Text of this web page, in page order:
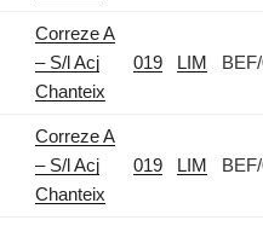
Correze A
– S/l Acj
Chanteix
019 LIM
Correze A
– S/l Acj
Chanteix
019 LIM